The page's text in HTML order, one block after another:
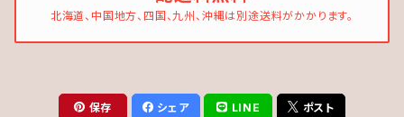
北海道、中国地方、四国、九州、沖縄は別途送料がかかります。
保存 シェア LINE ポスト